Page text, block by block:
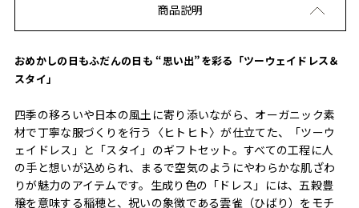
商品説明
おめかしの日もふだんの日も “思い出”を彩る「ツーウェイドレス＆
スタイ」
四季の移ろいや日本の風土に寄り添いながら、オーガニック素
材で丁寧な服づくりを行う〈ヒトヒト〉が仕立てた、「ツーウ
ェイドレス」と「スタイ」のギフトセット。すべての工程に人
の手と想いが込められ、まるで空気のようにやわらかな肌ざわ
りが魅力のアイテムです。生成り色の「ドレス」には、五穀豊
穣を意味する稲穂と、祝いの象徴である雲雀（ひばり）をモチ